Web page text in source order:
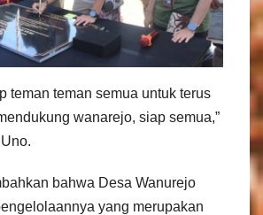
teman teman semua untuk terus
wanarejo, siap semua,”
bahwa Desa Wanurejo
yang merupakan